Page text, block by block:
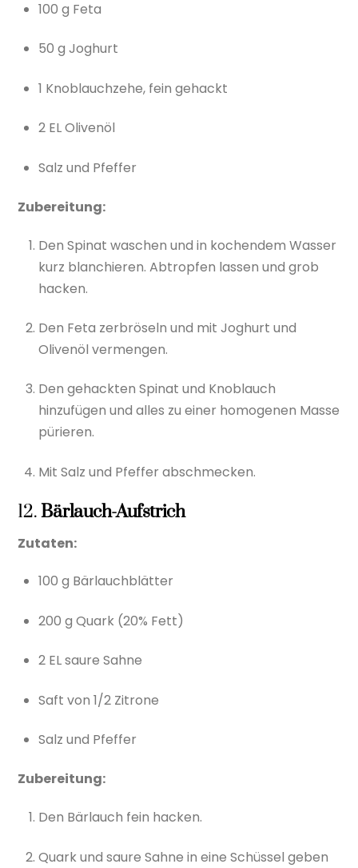
100 g Feta
50 g Joghurt
1 Knoblauchzehe, fein gehackt
2 EL Olivenöl
Salz und Pfeffer
Zubereitung:
Den Spinat waschen und in kochendem Wasser
kurz blanchieren. Abtropfen lassen und grob
hacken.
Den Feta zerbröseln und mit Joghurt und
Olivenöl vermengen.
Den gehackten Spinat und Knoblauch
hinzufügen und alles zu einer homogenen Masse
pürieren.
Mit Salz und Pfeffer abschmecken.
12.Bärlauch-Aufstrich
Zutaten:
100 g Bärlauchblätter
200 g Quark (20% Fett)
2 EL saure Sahne
Saft von 1/2 Zitrone
Salz und Pfeffer
Zubereitung:
Den Bärlauch fein hacken.
Quark und saure Sahne in eine Schüssel geben